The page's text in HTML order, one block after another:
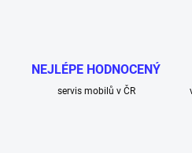
NEJLÉPE HODNOCENÝ
servis mobilů v ČR